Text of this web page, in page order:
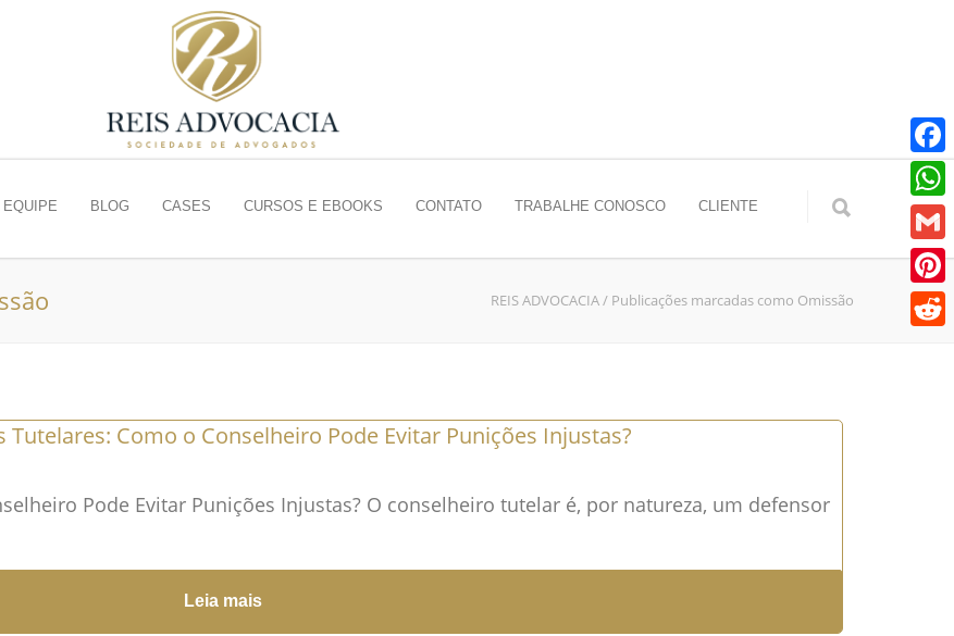
EQUIPE BLOG CASES CURSOS E EBOOKS CONTATO TRABALHE CONOSCO CLIENTE
REIS ADVOCACIA/ Publicações marcadas como Omissão
Tutelares: Como o Conselheiro Pode Evitar Punições Injustas?
Pode Evitar Punições Injustas? O conselheiro tutelar é, por natureza, um defensor
Leia mais
Gmail